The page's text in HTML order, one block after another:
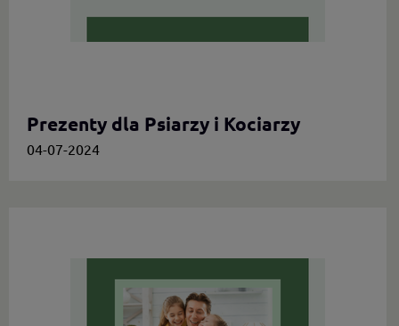
Prezenty dla Psiarzy i Kociarzy
04-07-2024